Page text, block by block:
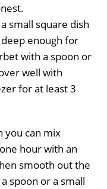
small square dish
enough for
with a spoon or
well with
for at least 3
you can mix
hour with an
smooth out the
spoon or a small